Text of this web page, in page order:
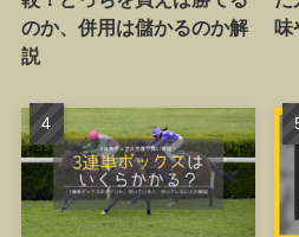
のか、併用は儲かるのか解
説
味